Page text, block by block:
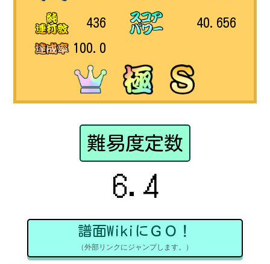
436
100.0
40.656
難易度定数
6.4
譜面WikiにＧＯ！
（外部リンクにジャンプします。）